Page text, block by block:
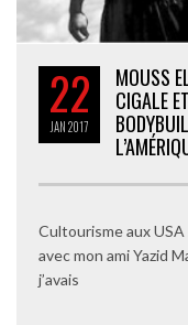
22
JAN2017
MOUSS
CIGALE
Cultourisme aux USA
avec mon ami Yazid
j’avais